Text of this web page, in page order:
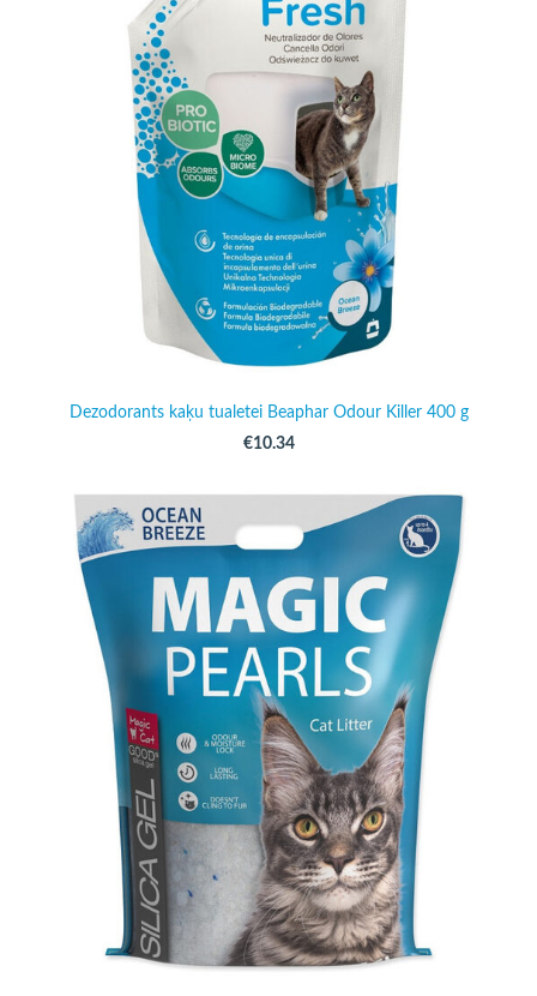
Dezodorants kaķu tualetei Beaphar Odour Killer 400 g
€10.34